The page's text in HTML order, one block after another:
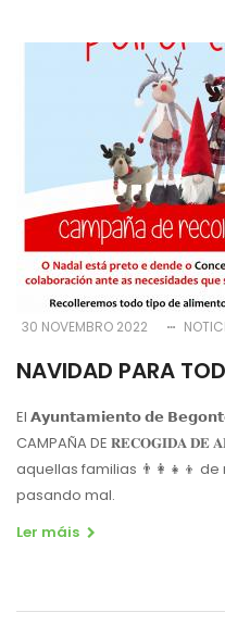
30 NOVEMBRO 2022
NAVIDAD PARA
El 𝗔𝘆𝘂𝗻𝘁𝗮𝗺𝗶𝗲𝗻𝘁𝗼 𝗱𝗲
CAMPAÑA DE 𝐑𝐄𝐂𝐎𝐆𝐈𝐃𝐀 𝐃𝐄
aquellas familias 👨‍👩‍👧‍👦
pasando mal.
Ler máis